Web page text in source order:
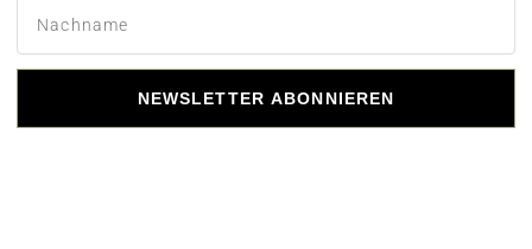
NEWSLETTER ABONNIEREN